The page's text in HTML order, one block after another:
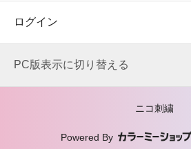
ログイン
PC版表示に切り替える
ニコ刺繍
Powered By